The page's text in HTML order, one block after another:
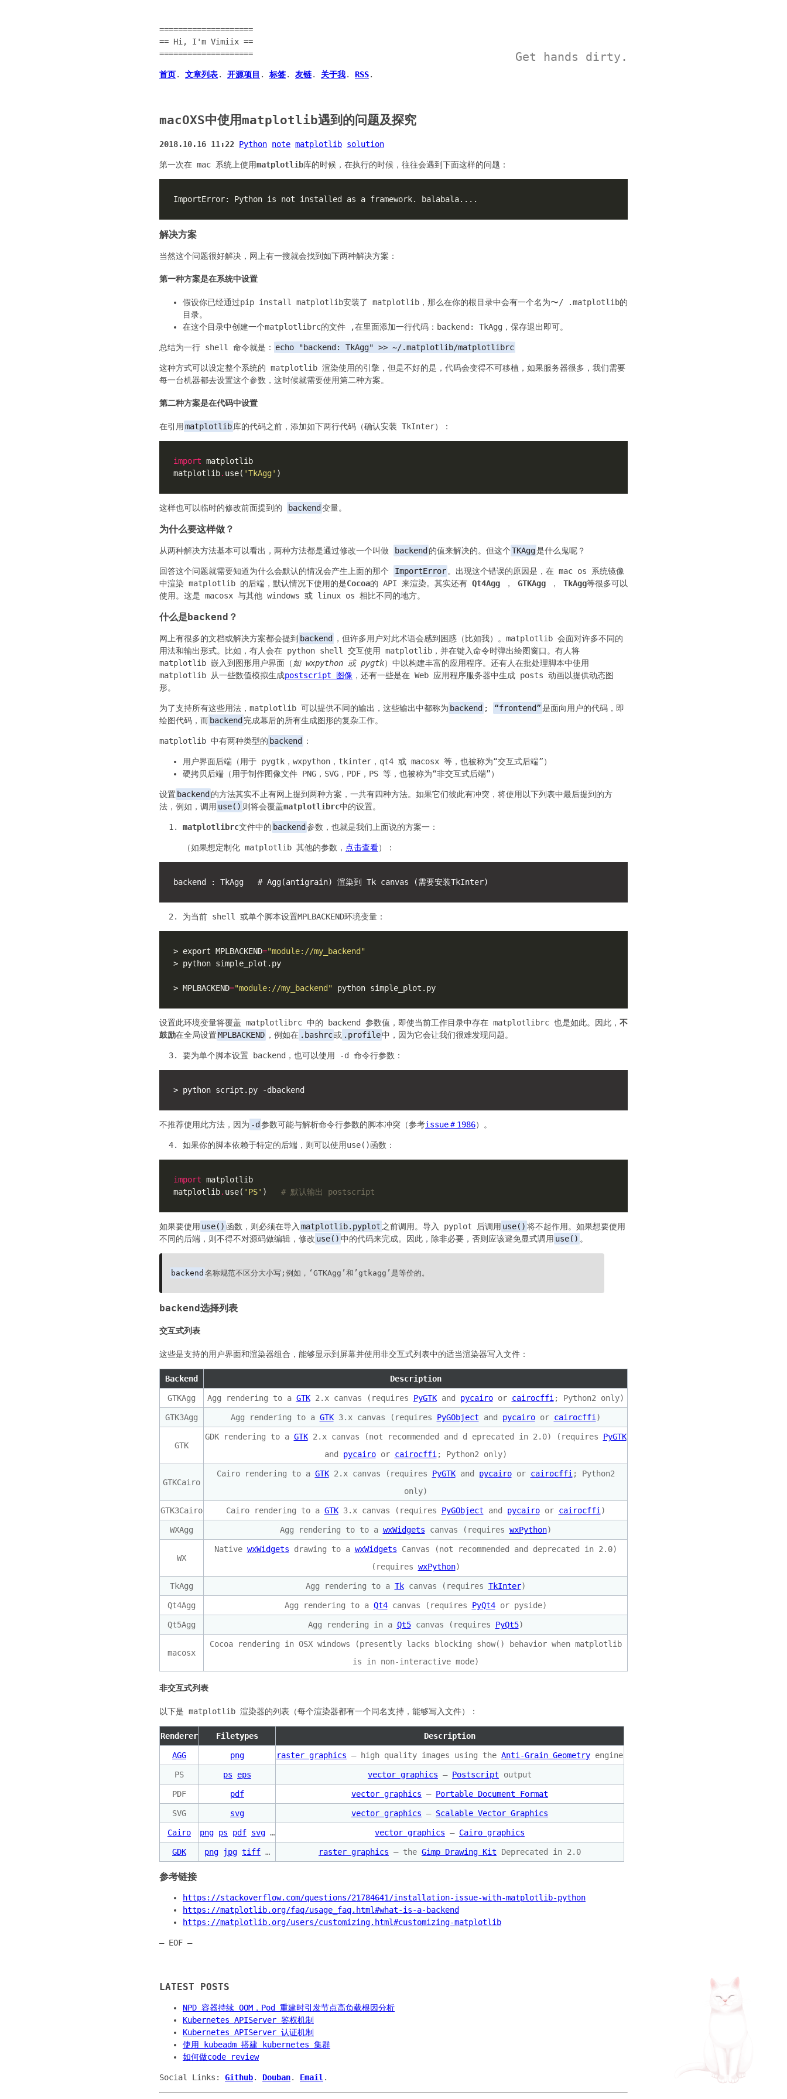
====================
== Hi, I'm Vimiix ==
====================
Get hands dirty.
首页. 文章列表. 开源项目 . 标签. 友链. 关于我. RSS.
macOXS中使用matplotlib遇到的问题及探究
2018.10.16 11:22 Python note matplotlib solution
第一次在 mac 系统上使用matplotlib库的时候，在执行的时候，往往会遇到下面这样的问题：
解决方案
当然这个问题很好解决，网上有一搜就会找到如下两种解决方案：
第一种方案是在系统中设置
假设你已经通过pip install matplotlib安装了 matplotlib，那么在你的根目录中会有一个名为〜/ .matplotlib的
目录。
在这个目录中创建一个matplotlibrc的文件 ,在里面添加一行代码： backend: TkAgg ，保存退出即可。
总结为一行 shell 命令就是： echo "backend: TkAgg" >> ~/.matplotlib/matplotlibrc
这种方式可以设定整个系统的 matplotlib 渲染使用的引擎，但是不好的是，代码会变得不可移植，如果服务器很多，我们需要
每一台机器都去设置这个参数，这时候就需要使用第二种方案。
第二种方案是在代码中设置
在引用 matplotlib 库的代码之前，添加如下两行代码（确认安装 TkInter）：
import
matplotlib. use( 'TkAgg'
这样也可以临时的修改前面提到的 backend 变量。
为什么要这样做？
从两种解决方法基本可以看出，两种方法都是通过修改一个叫做 backend 的值来解决的。但这个TKAgg是什么鬼呢？
回答这个问题就需要知道为什么会默认的情况会产生上面的那个 ImportError 。出现这个错误的原因是，在 mac os 系统镜像
中渲染 matplotlib 的后端，默认情况下使用的是Cocoa的 API 来渲染。其实还有 Qt4Agg ， GTKAgg ， TkAgg等很多可以
使用。这是 macosx 与其他 windows 或 linux os 相比不同的地方。
什么是backend ？
网上有很多的文档或解决方案都会提到 backend ，但许多用户对此术语会感到困惑（比如我）。matplotlib 会面对许多不同的
用法和输出形式。比如，有人会在 python shell 交互使用 matplotlib，并在键入命令时弹出绘图窗口。有人将
matplotlib 嵌入到图形用户界面（ 如 wxpython 或 pygtk）中以构建丰富的应用程序。还有人在批处理脚本中使用
matplotlib 从一些数值模拟生成postscript 图像 ，还有一些是在 Web 应用程序服务器中生成 posts 动画以提供动态图
形。
为了支持所有这些用法，matplotlib 可以提供不同的输出，这些输出中都称为 backend ; “frontend”是面向用户的代码，即
绘图代码，而backend完成幕后的所有生成图形的复杂工作。
matplotlib 中有两种类型的 backend ：
用户界面后端（用于 pygtk，wxpython，tkinter，qt4 或 macosx 等，也被称为“交互式后端”）
硬拷贝后端（用于制作图像文件 PNG，SVG，PDF，PS 等，也被称为“非交互式后端”）
设置backend的方法其实不止有网上提到两种方案，一共有四种方法。如果它们彼此有冲突，将使用以下列表中最后提到的方
法，例如，调用 use() 则将会覆盖matplotlibrc中的设置。
matplotlibrc文件中的 backend参数，也就是我们上面说的方案一：
（如果想定制化 matplotlib 其他的参数， 点击查看）：
为当前 shell 或单个脚本设置MPLBACKEND环境变量：
> export MPLBACKEND="module://my_backend"
> MPLBACKEND="module://my_backend"
设置此环境变量将覆盖 matplotlibrc 中的 backend 参数值，即使当前工作目录中存在 matplotlibrc 也是如此。因此， 不
鼓励在全局设置MPLBACKEND ，例如在 .bashrc或 .profile中，因为它会让我们很难发现问题。
要为单个脚本设置 backend，也可以使用 -d 命令行参数：
不推荐使用此方法，因为 -d参数可能与解析命令行参数的脚本冲突（参考issue＃1986）。
如果你的脚本依赖于特定的后端，则可以使用use()函数：
import
matplotlib. use( 'PS' ) # 默认输出 postscript
如果要使用 use() 函数，则必须在导入 matplotlib.pyplot 之前调用。导入 pyplot 后调用 use() 将不起作用。如果想要使用
不同的后端，则不得不对源码做编辑，修改 use() 中的代码来完成。因此，除非必要，否则应该避免显式调用 use() 。
backend 名称规范不区分大小写;例如，‘GTKAgg’和’gtkagg’是等价的。
backend选择列表
交互式列表
这些是支持的用户界面和渲染器组合，能够显示到屏幕并使用非交互式列表中的适当渲染器写入文件：
Backend Description
GTKAgg Agg rendering to a GTK2.x canvas (requires PyGTKand pycairoor cairocffi ; Python2 only)
GTK3Agg Agg rendering to a GTK3.x canvas (requires PyGObject and pycairoor cairocffi )
GTK
GDK rendering to a GTK2.x canvas (not recommended and d eprecated in 2.0) (requires PyGTK
and pycairoor cairocffi ; Python2 only)
GTKCairo
Cairo rendering to a GTK2.x canvas (requires PyGTKand pycairoor cairocffi ; Python2
only)
GTK3Cairo Cairo rendering to a GTK3.x canvas (requires PyGObject and pycairoor cairocffi )
WXAgg Agg rendering to to a wxWidgets canvas (requires wxPython)
WX
Native wxWidgets drawing to a wxWidgets Canvas (not recommended and deprecated in 2.0)
(requires wxPython)
TkAgg Agg rendering to a Tkcanvas (requires TkInter)
Qt4Agg Agg rendering to a Qt4canvas (requires PyQt4or pyside)
Qt5Agg Agg rendering in a Qt5canvas (requires PyQt5)
macosx
Cocoa rendering in OSX windows (presently lacks blocking show() behavior when matplotlib
is in non-interactive mode)
非交互式列表
以下是 matplotlib 渲染器的列表（每个渲染器都有一个同名支持，能够写入文件）：
Renderer Filetypes Description
AGG png raster graphics – high quality images using the Anti-Grain Geometry engine
PS ps eps vector graphics – Postscript output
PDF pdf vector graphics – Portable Document Format
SVG svg vector graphics – Scalable Vector Graphics
Cairo png ps pdf svg … vector graphics – Cairo graphics
GDK png jpg tiff … raster graphics – the Gimp Drawing Kit Deprecated in 2.0
参考链接
https://stackoverflow.com/questions/21784641/installation-issue-with-matplotlib-python
https://matplotlib.org/faq/usage_faq.html#what-is-a-backend
https://matplotlib.org/users/customizing.html#customizing-matplotlib
— EOF —
LATEST POSTS
NPD 容器持续 OOM，Pod 重建时引发节点高负载根因分析
Kubernetes APIServer 鉴权机制
Kubernetes APIServer 认证机制
使用 kubeadm 搭建 kubernetes 集群
如何做code review
Social Links: Github. Douban. Email.